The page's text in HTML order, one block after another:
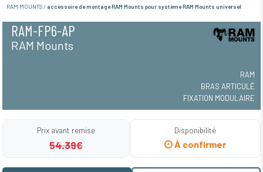
RAM MOUNTS / accessoire de montage RAM Mounts pour système RAM Mounts universel
RAM-FP6-AP
RAM Mounts
RAM
BRAS ARTICULÉ
FIXATION MODULAIRE
Prix avant remise
54.39€
Disponibilité
À confirmer